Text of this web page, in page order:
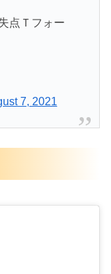
点Ｔフォー
7, 2021